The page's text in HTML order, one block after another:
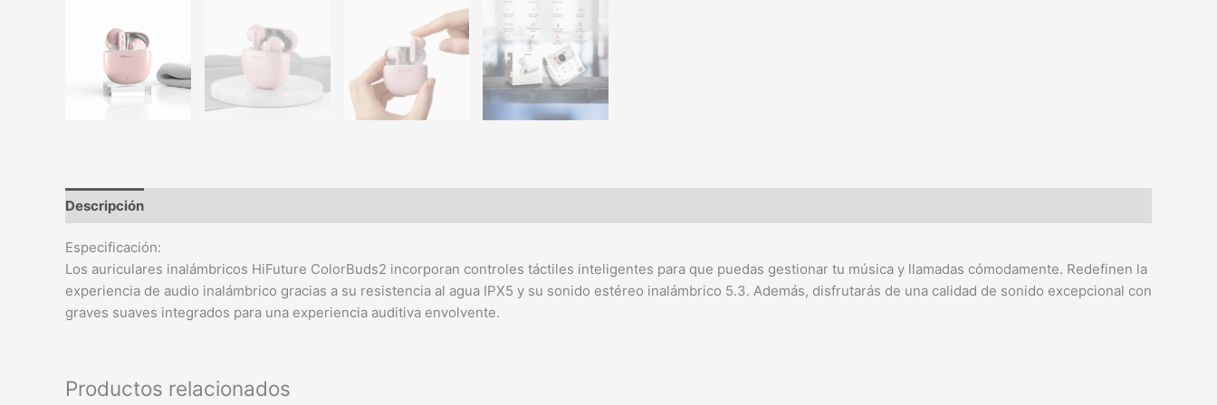
Descripción
Especificación:
Los auriculares inalámbricos HiFuture ColorBuds2 incorporan controles táctiles inteligentes para que puedas gestionar tu música y llamadas cómodamente. Redefinen la
experiencia de audio inalámbrico gracias a su resistencia al agua IPX5 y su sonido estéreo inalámbrico 5.3. Además, disfrutarás de una calidad de sonido excepcional con
graves suaves integrados para una experiencia auditiva envolvente.
Productos relacionados